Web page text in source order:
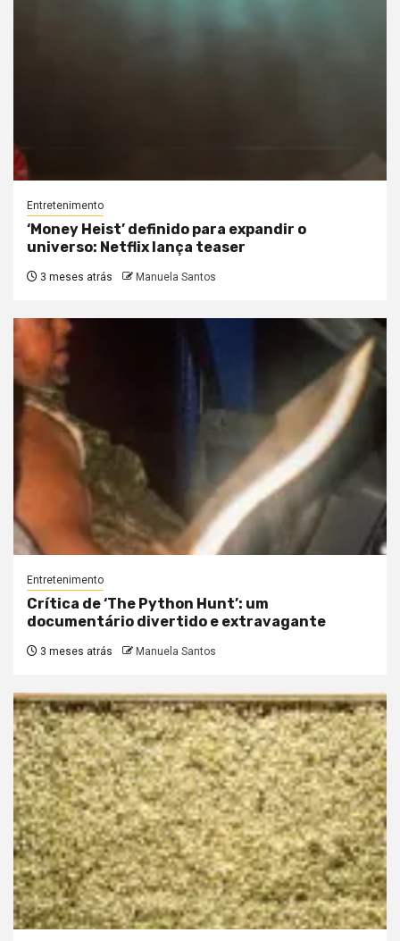
Entretenimento
‘Money Heist’ definido para expandir o
universo: Netflix lança teaser
3 meses atrás Manuela Santos
Entretenimento
Crítica de ‘The Python Hunt’: um
documentário divertido e extravagante
3 meses atrás Manuela Santos